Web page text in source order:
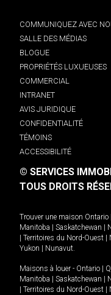
COMMUNIQUEZ AVEC
SALLE DES MÉDIAS
BLOGUE
PROPRIÉTÉS LUXUEUSES
COMMERCIAL
INTRANET
AVIS JURIDIQUE
CONFIDENTIALITÉ
TÉMOINS
ACCESSIBILITÉ
© SERVICES
TOUS DROITS
Trouver une maison Ontario
Manitoba
Saskatchewan
Territoires du Nord-Ouest
Yukon
Nunavut.
Maisons à louer - Ontario
Manitoba
Saskatchewan
Territoires du Nord-Ouest